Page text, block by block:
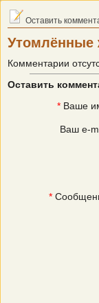
Оставить
Утомлённые
Комментарии
Оставить
* Ваше
Ваш e-
*